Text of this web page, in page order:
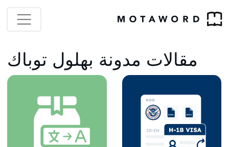
مقالات مدونة بهلول توباك